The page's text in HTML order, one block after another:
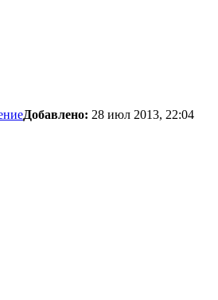
Добавлено: 28 июл 2013, 22:04